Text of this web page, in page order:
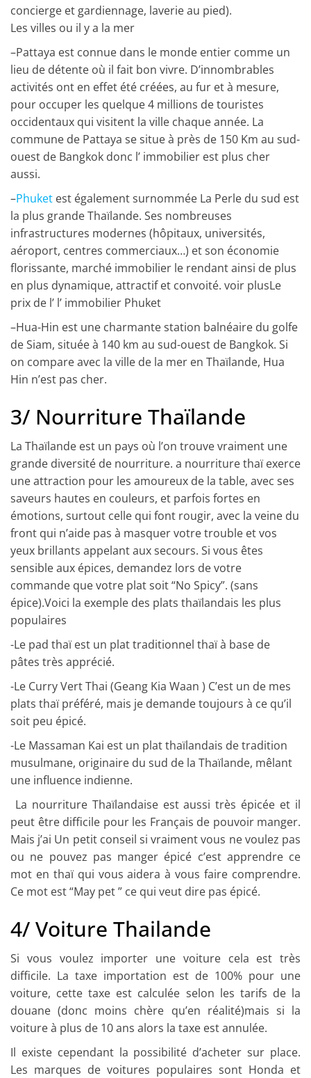
concierge et gardiennage, laverie au pied).
Les villes ou il y a la mer
–Pattaya est connue dans le monde entier comme un
lieu de détente où il fait bon vivre. D’innombrables
activités ont en effet été créées, au fur et à mesure,
pour occuper les quelque 4 millions de touristes
occidentaux qui visitent la ville chaque année. La
commune de Pattaya se situe à près de 150 Km au sud-
ouest de Bangkok donc l’ immobilier est plus cher
aussi.
–Phuket est également surnommée La Perle du sud est
la plus grande Thaïlande. Ses nombreuses
infrastructures modernes (hôpitaux, universités,
aéroport, centres commerciaux…) et son économie
florissante, marché immobilier le rendant ainsi de plus
en plus dynamique, attractif et convoité. voir plusLe
prix de l’ l’ immobilier Phuket
–Hua-Hin est une charmante station balnéaire du golfe
de Siam, située à 140 km au sud-ouest de Bangkok. Si
on compare avec la ville de la mer en Thaïlande, Hua
Hin n’est pas cher.
3/ Nourriture Thaïlande
La Thaïlande est un pays où l’on trouve vraiment une
grande diversité de nourriture. a nourriture thaï exerce
une attraction pour les amoureux de la table, avec ses
saveurs hautes en couleurs, et parfois fortes en
émotions, surtout celle qui font rougir, avec la veine du
front qui n’aide pas à masquer votre trouble et vos
yeux brillants appelant aux secours. Si vous êtes
sensible aux épices, demandez lors de votre
commande que votre plat soit “No Spicy”. (sans
épice).Voici la exemple des plats thaïlandais les plus
populaires
-Le pad thaï est un plat traditionnel thaï à base de
pâtes très apprécié.
-Le Curry Vert Thai (Geang Kia Waan ) C’est un de mes
plats thaï préféré, mais je demande toujours à ce qu’il
soit peu épicé.
-Le Massaman Kai est un plat thaïlandais de tradition
musulmane, originaire du sud de la Thaïlande, mêlant
une influence indienne.
La nourriture Thaïlandaise est aussi très épicée et il
peut être difficile pour les Français de pouvoir manger.
Mais j’ai Un petit conseil si vraiment vous ne voulez pas
ou ne pouvez pas manger épicé c’est apprendre ce
mot en thaï qui vous aidera à vous faire comprendre.
Ce mot est “May pet” ce qui veut dire pas épicé.
4/ Voiture Thailande
Si vous voulez importer une voiture cela est très
difficile. La taxe importation est de 100% pour une
voiture, cette taxe est calculée selon les tarifs de la
douane (donc moins chère qu’en réalité)mais si la
voiture à plus de 10 ans alors la taxe est annulée.
Il existe cependant la possibilité d’acheter sur place.
Les marques de voitures populaires sont Honda et